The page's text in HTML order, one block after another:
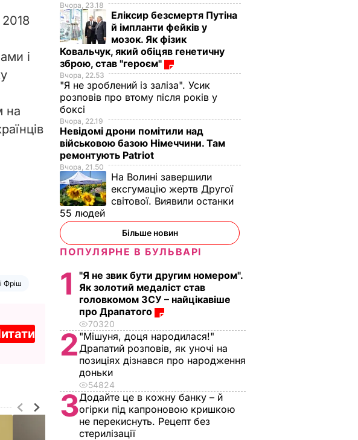
2018
і
на
Фріш
Вчора, 23.18
Еліксир безсмертя Путіна
й імпланти фейків у
мозок. Як фізик
Ковальчук, який обіцяв генетичну
зброю, став "героєм"
Вчора, 22.53
"Я не зроблений із заліза". Усик
розповів про втому після років у
боксі
Вчора, 22.19
Невідомі дрони помітили над
військовою базою Німеччини. Там
ремонтують Patriot
Вчора, 21.50
На Волині завершили
ексгумацію жертв Другої
світової. Виявили останки
55 людей
Більше новин
ПОПУЛЯРНЕ В БУЛЬВАРІ
1
"Я не звик бути другим номером".
Як золотий медаліст став
головкомом ЗСУ – найцікавіше
про Драпатого
70320
2 "Мішуня, доця народилася!"
Драпатий розповів, як уночі на
позиціях дізнався про народження
доньки
54824
3Додайте це в кожну банку – й
огірки під капроновою кришкою
не перекиснуть. Рецепт без
стерилізації